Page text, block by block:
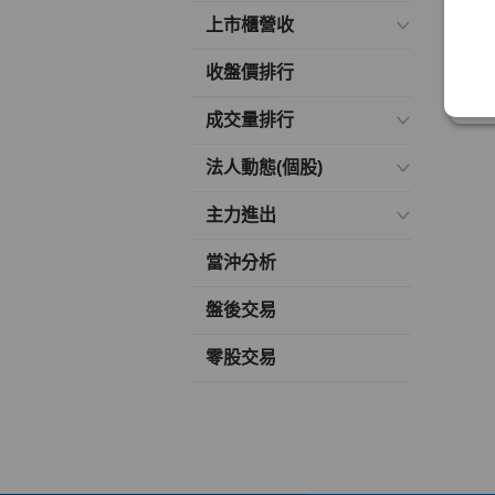
上市櫃營收
收盤價排行
成交量排行
法人動態(個股)
主力進出
當沖分析
盤後交易
零股交易